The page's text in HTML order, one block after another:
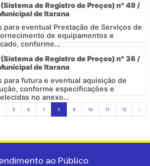
de Registro de Preços) n° 49 /
de Itarana
para eventual Prestação de Serviços de
de equipamentos e
conforme...
de Registro de Preços) n° 36 /
de Itarana
para futura e eventual aquisição de
conforme especificações e
no anexo...
5 6 7 8 9 10 11 12 ›
ao Público